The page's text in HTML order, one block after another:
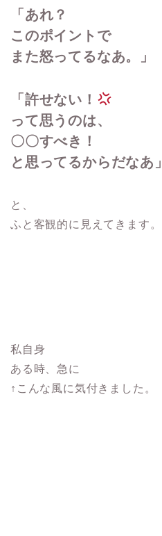
「あれ？
このポイントで
また怒ってるなあ。」
「許せない！
って思うのは、
〇〇すべき！
と思ってるからだなあ」
と、
ふと客観的に見えてきます。
私自身
ある時、急に
↑こんな風に気付きました。